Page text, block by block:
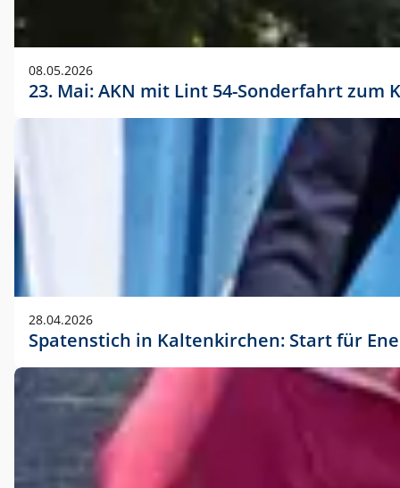
08.05.2026
23. Mai: AKN mit Lint 54-Sonderfahrt
28.04.2026
Spatenstich in Kaltenkirchen: Start für